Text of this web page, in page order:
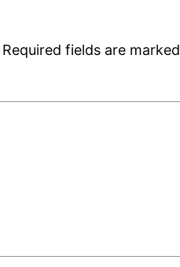
Required fields are marked